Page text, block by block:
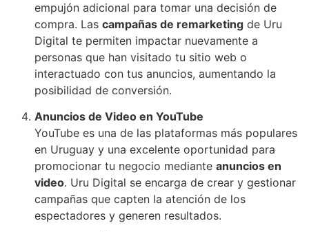
empujón adicional para tomar una decisión de
compra. Las campañas de remarketing de Uru
Digital te permiten impactar nuevamente a
personas que han visitado tu sitio web o
interactuado con tus anuncios, aumentando la
posibilidad de conversión.
Anuncios de Video en YouTube
YouTube es una de las plataformas más populares
en Uruguay y una excelente oportunidad para
promocionar tu negocio mediante anuncios en
video. Uru Digital se encarga de crear y gestionar
campañas que capten la atención de los
espectadores y generen resultados.